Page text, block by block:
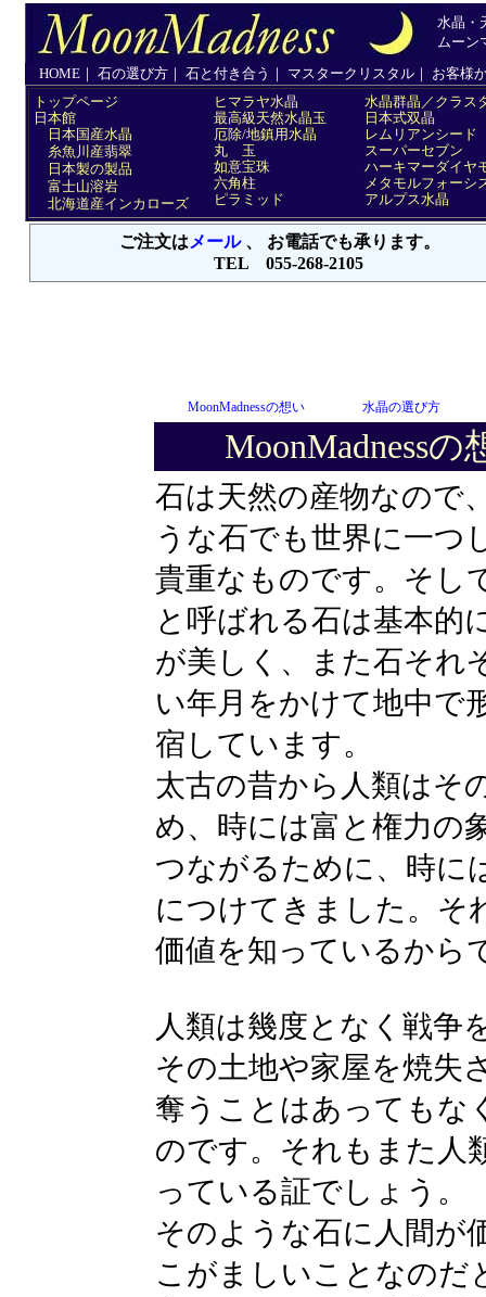
MoonMadnessの想い 水晶の選び方
MoonMadnessの
石は天然の産物なので
うな石でも世界に一つ
貴重なものです。そし
と呼ばれる石は基本的
が美しく、また石それ
い年月をかけて地中で
宿しています。
太古の昔から人類はそ
め、時には富と権力の
つながるために、時に
につけてきました。そ
価値を知っているから
人類は幾度となく戦争
その土地や家屋を焼失
奪うことはあってもな
のです。それもまた人
っている証でしょう。
そのような石に人間が
こがましいことなのだ